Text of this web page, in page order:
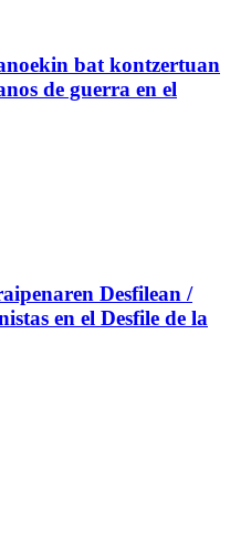
bat kontzertuan
de guerra en el
Desfilean /
en el Desfile de la